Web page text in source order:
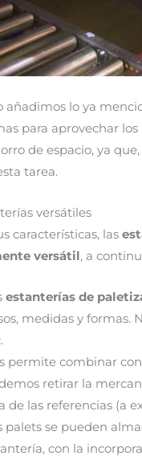
añadimos lo ya
para aprovechar
de espacio, ya
tarea.
versátiles
características, las
versátil, a
estanterías de
medidas y formas.
permite combinar
retirar la
de las referencias (a
palets se pueden
con la